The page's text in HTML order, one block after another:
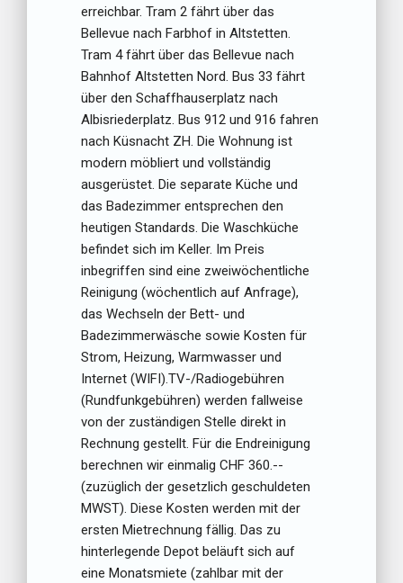
erreichbar. Tram 2 fährt über das
Bellevue nach Farbhof in Altstetten.
Tram 4 fährt über das Bellevue nach
Bahnhof Altstetten Nord. Bus 33 fährt
über den Schaffhauserplatz nach
Albisriederplatz. Bus 912 und 916 fahren
nach Küsnacht ZH. Die Wohnung ist
modern möbliert und vollständig
ausgerüstet. Die separate Küche und
das Badezimmer entsprechen den
heutigen Standards. Die Waschküche
befindet sich im Keller. Im Preis
inbegriffen sind eine zweiwöchentliche
Reinigung (wöchentlich auf Anfrage),
das Wechseln der Bett- und
Badezimmerwäsche sowie Kosten für
Strom, Heizung, Warmwasser und
Internet (WIFI).TV-/Radiogebühren
(Rundfunkgebühren) werden fallweise
von der zuständigen Stelle direkt in
Rechnung gestellt. Für die Endreinigung
berechnen wir einmalig CHF 360.--
(zuzüglich der gesetzlich geschuldeten
MWST). Diese Kosten werden mit der
ersten Mietrechnung fällig. Das zu
hinterlegende Depot beläuft sich auf
eine Monatsmiete (zahlbar mit der